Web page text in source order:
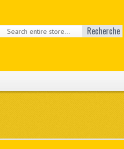
Recherche